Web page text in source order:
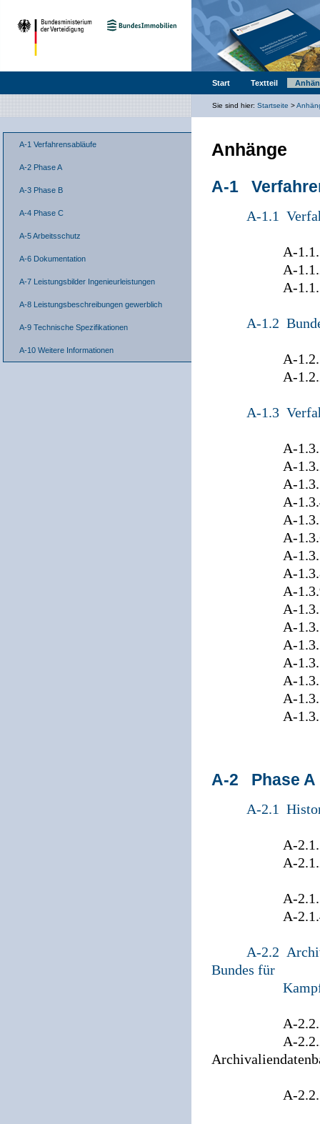
Start Textteil
Sie sind hier: Startseite >
A-1 Verfahrensabläufe
A-2 Phase A
A-3 Phase B
A-4 Phase C
A-5 Arbeitsschutz
A-6 Dokumentation
A-7 Leistungsbilder Ingenieurleistungen
A-8 Leistungsbeschreibungen gewerblich
A-9 Technische Spezifikationen
A-10 Weitere Informationen
Anhänge
A-1
A-1.1
A-1.1.1
A-1.1.2
A-1.1.3
A-1.2
A-1.2.1
A-1.2.2
A-1.3
A-1.3.1
A-1.3.2
A-1.3.3
A-1.3.4
A-1.3.5
A-1.3.6
A-1.3.7
A-1.3.8
A-1.3.9
A-1.3.10
A-1.3.11
A-1.3.12
A-1.3.13
A-1.3.14
A-1.3.15
A-1.3.16
A-2 Phase A
A-2.1
A-2.1.1
A-2.1.2
A-2.1.3
A-2.1.4
A-2.2
Bundes für
A-2.2.1
A-2.2.2
A-2.2.3